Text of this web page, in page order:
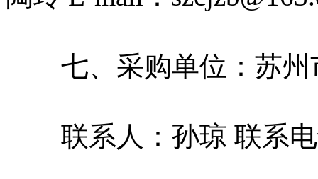
七、采购单位：苏州
联系人：孙琼 联系电